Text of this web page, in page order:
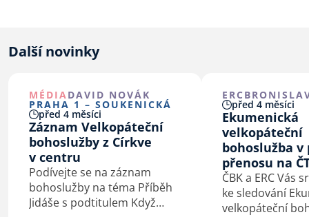
Další novinky
MÉDIADAVID NOVÁK
PRAHA 1 – SOUKENICKÁ
před 4 měsíci
Záznam Velkopáteční
bohoslužby z Církve
v centru
Podívejte se na záznam
bohoslužby na téma Příběh
Jidáše s podtitulem Když
ERC
před 4 měsíci
Ekumenická
velkopáteční
bohoslužba
přenosu na
ČBK a ERC Vás
ke sledování
velkopáteční